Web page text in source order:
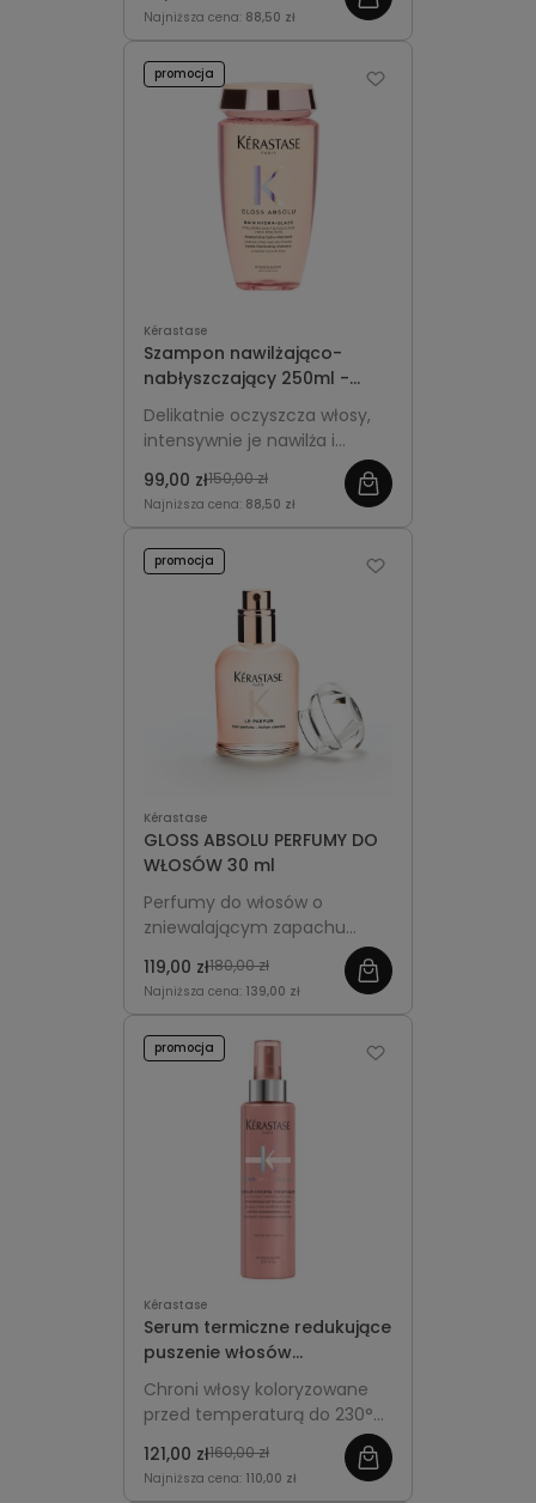
obciążania.
Najniższa cena: 88,50 zł
Kérastase
Szampon nawilżająco-
nabłyszczający 250ml -
Kérastase Gloss Absolu
Hydra-Glaze
Delikatnie oczyszcza włosy,
intensywnie je nawilża i
nadaje im świetlisty blask bez
obciążania.
99,00 zł150,00 zł
Najniższa cena: 88,50 zł
promocja
Kérastase
GLOSS ABSOLU PERFUMY DO
WŁOSÓW 30 ml
Perfumy do włosów o
zniewalającym zapachu
Gloss Absolu - utrzymują się
przez cały dzień, otulając
włosy luksusową aurą. Nadają
torebki w formacie 30 ml.
119,00 zł180,00 zł
Najniższa cena: 139,00 zł
promocja
Kérastase
Serum termiczne redukujące
puszenie włosów
koloryzowanych -
Kérastase Chroma Absolu
Sérum Thermique 150ml
Chroni włosy koloryzowane
przed temperaturą do 230°C,
wygładza pasma i redukuje
puszenie, ułatwiając
codzienną stylizację.
121,00 zł160,00 zł
Najniższa cena: 110,00 zł
promocja